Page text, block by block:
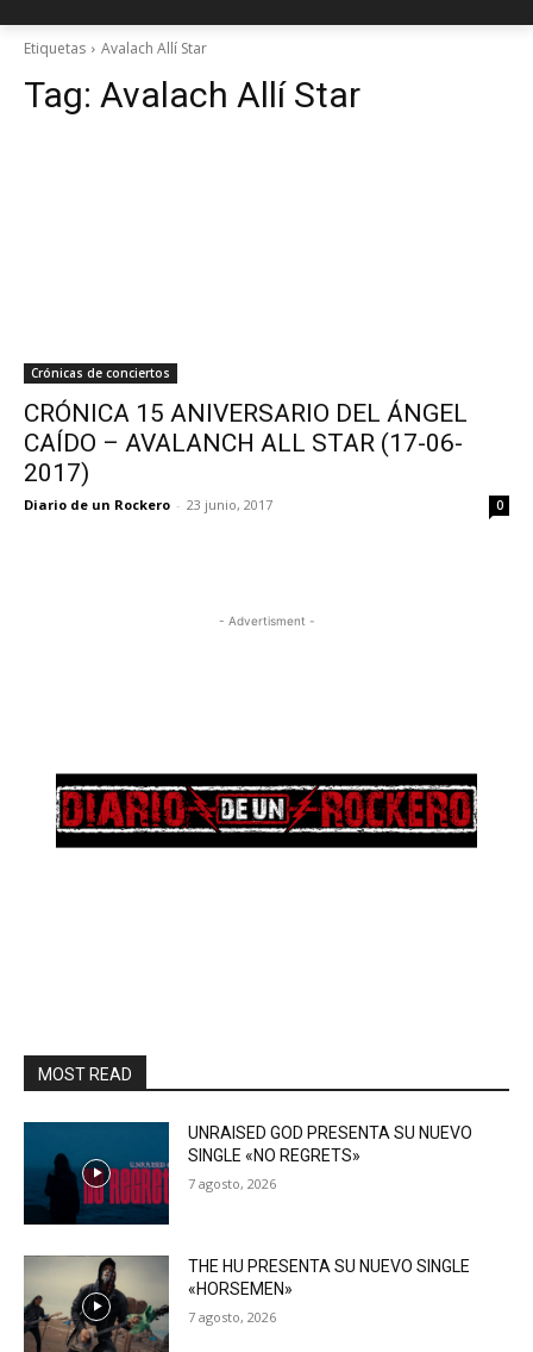
Etiquetas Avalach Allí Star
Tag: Avalach Allí Star
Crónicas de conciertos
CRÓNICA 15 ANIVERSARIO DEL ÁNGEL
CAÍDO – AVALANCH ALL STAR (17-06-
2017)
Diario de un Rockero - 23 junio, 2017 0
- Advertisment -
MOST READ
UNRAISED GOD PRESENTA SU NUEVO
SINGLE «NO REGRETS»
7 agosto, 2026
THE HU PRESENTA SU NUEVO SINGLE
«HORSEMEN»
7 agosto, 2026